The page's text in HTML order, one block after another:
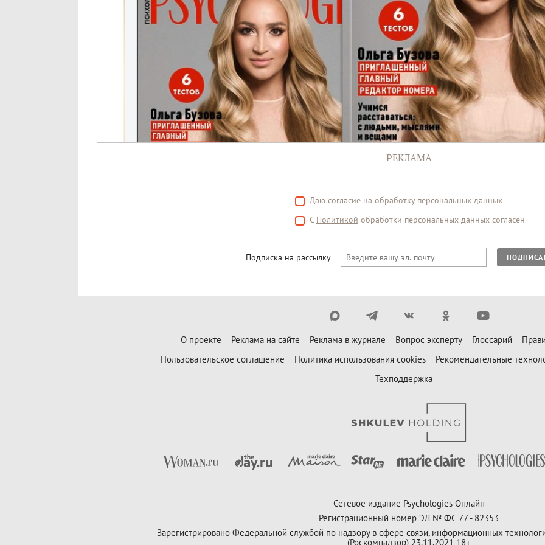
РЕКЛАМА
Даю согласие на обработку персональных данных
С Политикой обработки персональных данных согласен
Подписка на рассылку
О проекте Реклама на сайте Реклама в журнале Вопрос эксперту Глоссарий
Пользовательское соглашение
Политика использования cookies
Рекомендательные
Техподдержка
Сетевое издание Psychologies Онлайн
Регистрационный номер ЭЛ № ФС 77 - 82353
Зарегистрировано Федеральной службой по надзору в сфере связи, информационных
(Роскомнадзор) 23.11.2021 18+